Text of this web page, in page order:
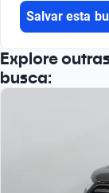
Salvar esta
Explore
busca: